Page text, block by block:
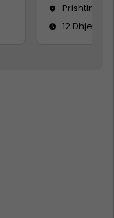
Prishtinë
12 Dhjetor